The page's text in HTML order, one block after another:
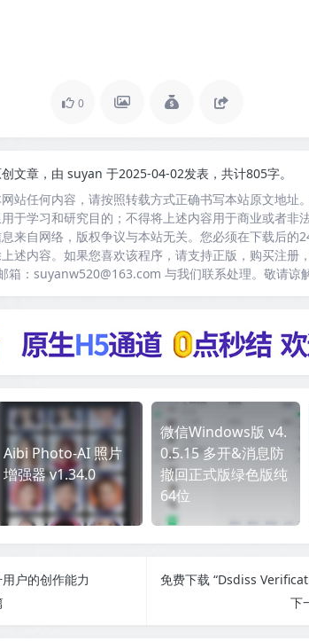
0
文章，由 suyan 于2025-04-02发表，共计805字。
站任何内容，请按照转载方式正确书写本站原文地址
于学习和研究目的；不得将上述内容用于商业或者非
来自网络，版权争议与本站无关。您必须在下载后的
述内容。如果您喜欢该程序，请支持正版，购买注册
箱：suyanw520@163.com 与我们联系处理。敬请谅
Aibi Photo-AI 照片
增强器 v1.34.0
微信Windows版 v4.
0.5.15 多开&消息防
撤回正式版绿色版纯
64位
户的创作能力
下